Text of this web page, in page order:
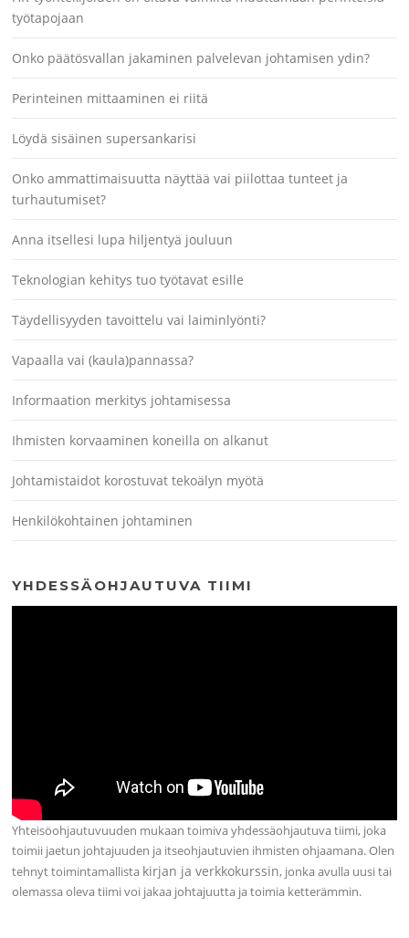
työtapojaan
Onko päätösvallan jakaminen palvelevan johtamisen ydin?
Perinteinen mittaaminen ei riitä
Löydä sisäinen supersankarisi
Onko ammattimaisuutta näyttää vai piilottaa tunteet ja
turhautumiset?
Anna itsellesi lupa hiljentyä jouluun
Teknologian kehitys tuo työtavat esille
Täydellisyyden tavoittelu vai laiminlyönti?
Vapaalla vai (kaula)pannassa?
Informaation merkitys johtamisessa
Ihmisten korvaaminen koneilla on alkanut
Johtamistaidot korostuvat tekoälyn myötä
Henkilökohtainen johtaminen
YHDESSÄOHJAUTUVA TIIMI
Yhteisöohjautuvuuden mukaan toimiva yhdessäohjautuva tiimi, joka
toimii jaetun johtajuuden ja itseohjautuvien ihmisten ohjaamana. Olen
tehnyt toimintamallista kirjan ja verkkokurssin, jonka avulla uusi tai
olemassa oleva tiimi voi jakaa johtajuutta ja toimia ketterämmin.